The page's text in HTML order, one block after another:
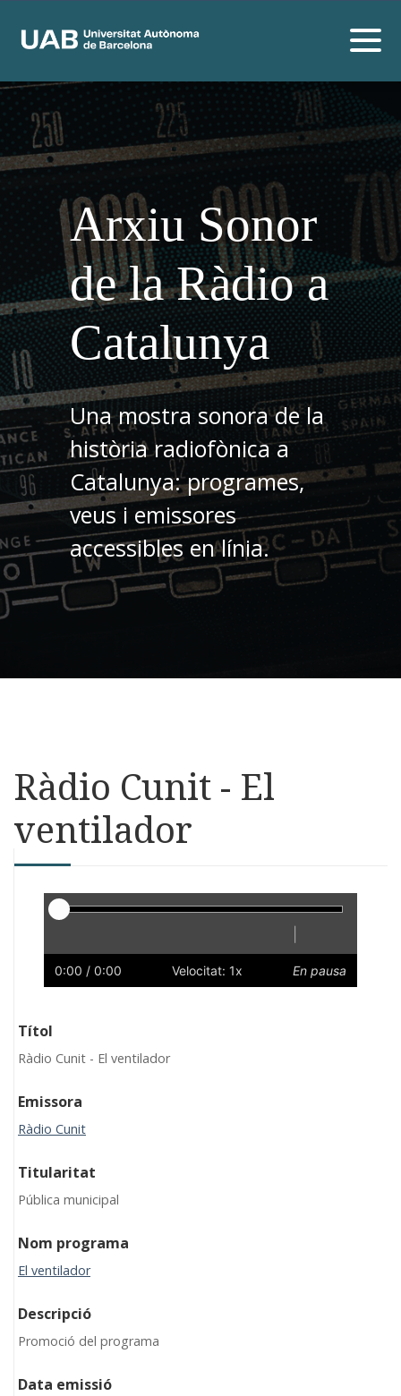
Arxiu Sonor
de la Ràdio a
Catalunya
Una mostra sonora de la
història radiofònica a
Catalunya: programes,
veus i emissores
accessibles en línia.
Ràdio Cunit - El
ventilador
Reproductor
Lent
0:00 / 0:00 Velocitat: 1x En pausa
Títol
Ràdio Cunit - El ventilador
Emissora
Ràdio Cunit
Titularitat
Pública municipal
Nom programa
El ventilador
Descripció
Promoció del programa
Data emissió